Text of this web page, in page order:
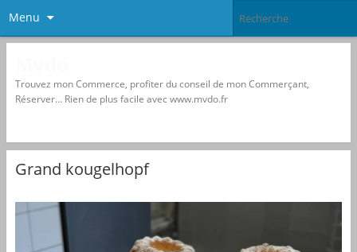
Menu
Trouvez mon Commerce, profiter du conseil de mon Commerçant,
Réserver… Rien de plus facile avec www.mvdo.fr
Grand kougelhopf